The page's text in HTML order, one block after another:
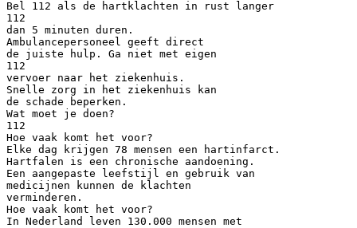
Bel 112 als de hartklachten in rust langer
112
dan 5 minuten duren.
Ambulancepersoneel geeft direct
de juiste hulp. Ga niet met eigen
112
vervoer naar het ziekenhuis.
Snelle zorg in het ziekenhuis kan
de schade beperken.
Wat moet je doen?
112
Hoe vaak komt het voor?
Elke dag krijgen 78 mensen een hartinfarct.
Hartfalen is een chronische aandoening.
Een aangepaste leefstijl en gebruik van
medicijnen kunnen de klachten
verminderen.
Hoe vaak komt het voor?
In Nederland leven 130.000 mensen met